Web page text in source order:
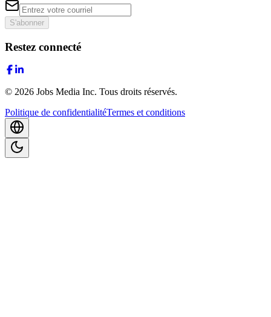
S'abonner
Restez connecté
© 2026 Jobs Media Inc. Tous droits réservés.
Politique de confidentialitéTermes et conditions